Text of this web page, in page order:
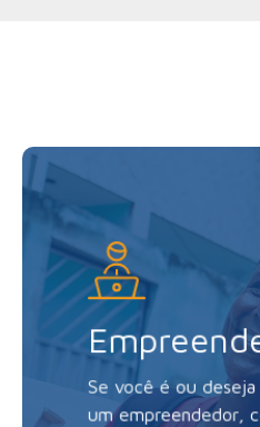
Se você é ou
um empreendedor,